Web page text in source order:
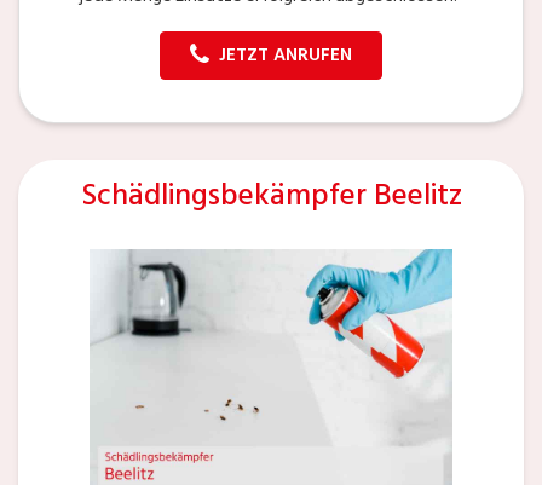
JETZT ANRUFEN
Schädlingsbekämpfer Beelitz